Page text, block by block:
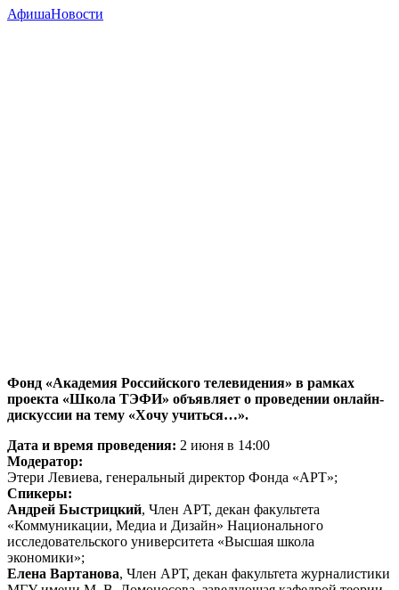
АфишаНовости
Фонд «Академия Российского телевидения» в рамках
проекта «Школа ТЭФИ» объявляет о проведении онлайн-
дискуссии на тему «Хочу учиться…».
Дата и время проведения: 2 июня в 14:00
Модератор:
Этери Левиева, генеральный директор Фонда «АРТ»;
Спикеры:
Андрей Быстрицкий, Член АРТ, декан факультета
«Коммуникации, Медиа и Дизайн» Национального
исследовательского университета «Высшая школа
экономики»;
Елена Вартанова, Член АРТ, декан факультета журналистики